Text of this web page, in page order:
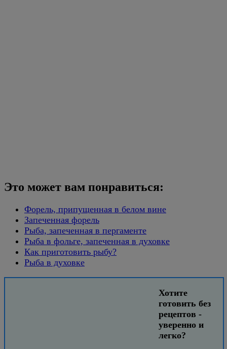
Это может вам понравиться:
Форель, припущенная в белом вине
Запеченная форель
Рыба, запеченная в пергаменте
Рыба в фольге, запеченная в духовке
Как приготовить рыбу?
Рыба в духовке
Хотите
готовить без
рецептов -
уверенно и
легко?